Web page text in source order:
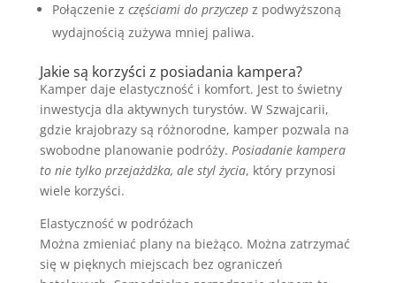
Połączenie z częściami do przyczepz podwyższoną
wydajnością zużywa mniej paliwa.
Jakie są korzyści z posiadania kampera?
Kamper daje elastyczność i komfort. Jest to świetny
inwestycja dla aktywnych turystów. W Szwajcarii,
gdzie krajobrazy są różnorodne, kamper pozwala na
swobodne planowanie podróży. Posiadanie kampera
to nie tylko przejażdżka, ale styl życia, który przynosi
wiele korzyści.
Elastyczność w podróżach
Można zmieniać plany na bieżąco. Można zatrzymać
się w pięknych miejscach bez ograniczeń